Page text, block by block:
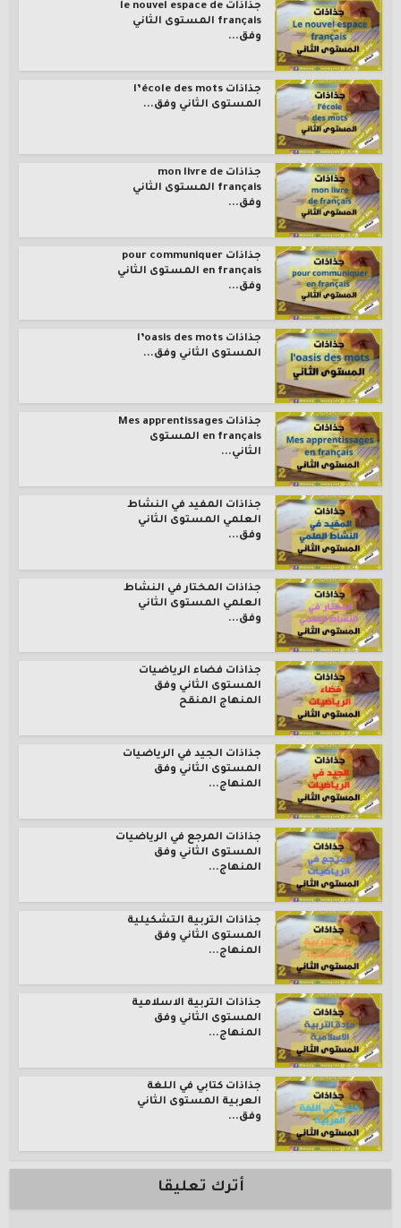
جذاذات le nouvel espace de
français المستوى الثاني
وفق...
جذاذات l’école des mots
المستوى الثاني وفق...
جذاذات mon livre de
français المستوى الثاني
وفق...
جذاذات pour communiquer
en français المستوى الثاني
وفق...
جذاذات l’oasis des mots
المستوى الثاني وفق...
جذاذات Mes apprentissages
en français المستوى
الثاني...
جذاذات المفيد في النشاط
العلمي المستوى الثاني
وفق...
جذاذات المختار في النشاط
العلمي المستوى الثاني
وفق...
جذاذات فضاء الرياضيات
المستوى الثاني وفق
المنهاج المنقح
جذاذات الجيد في الرياضيات
المستوى الثاني وفق
المنهاج...
جذاذات المرجع في الرياضيات
المستوى الثاني وفق
المنهاج...
جذاذات التربية التشكيلية
المستوى الثاني وفق
المنهاج...
جذاذات التربية الاسلامية
المستوى الثاني وفق
المنهاج...
جذاذات كتابي في اللغة
العربية المستوى الثاني
وفق...
أترك تعليقا